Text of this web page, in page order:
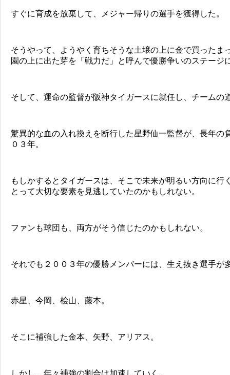
すぐに育成を放棄して、メジャー帰りの選手を獲得した。
そうやって、ようやく育ちそうな土壌の上に金で買ったま
園の上に出た芽を「戦力だ」と呼んで優勝争いのステージ
そして、運命の監督が阪神タイガースに就任し、チームの
驚異的な血の入れ換えを断行した星野仙一監督が、長年の
０３年。
もしかするとタイガースは、そこで未来が明るい方向に行
とって大切な要素を見逃していたのかもしれない。
ファンも球団も、両方がそう信じたのかもしれない。
それでも２００３年の優勝メンバーには、生え抜き選手が
赤星、今岡、桧山、藤本。
そこに補強した金本、矢野、アリアス。
しかし、年々補強の割合は加速していく。